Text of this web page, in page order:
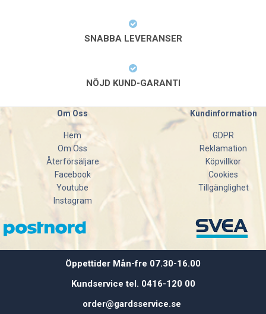
SNABBA LEVERANSER
NÖJD KUND-GARANTI
Om Oss
Hem
Om Oss
Återförsäljare
Facebook
Youtube
Instagram
Kundinformation
GDPR
Reklamation
Köpvillkor
Cookies
Tillgänglighet
Öppettider Mån-fre 07.30-16.00
Kundservice tel. 0416-120 00
order@gardsservice.se